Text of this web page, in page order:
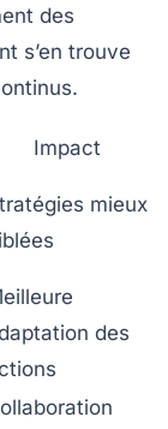
des
s’en trouve
Impact
mieux
des